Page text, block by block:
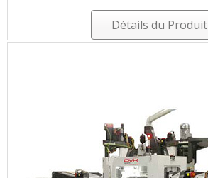
Détails du Produit